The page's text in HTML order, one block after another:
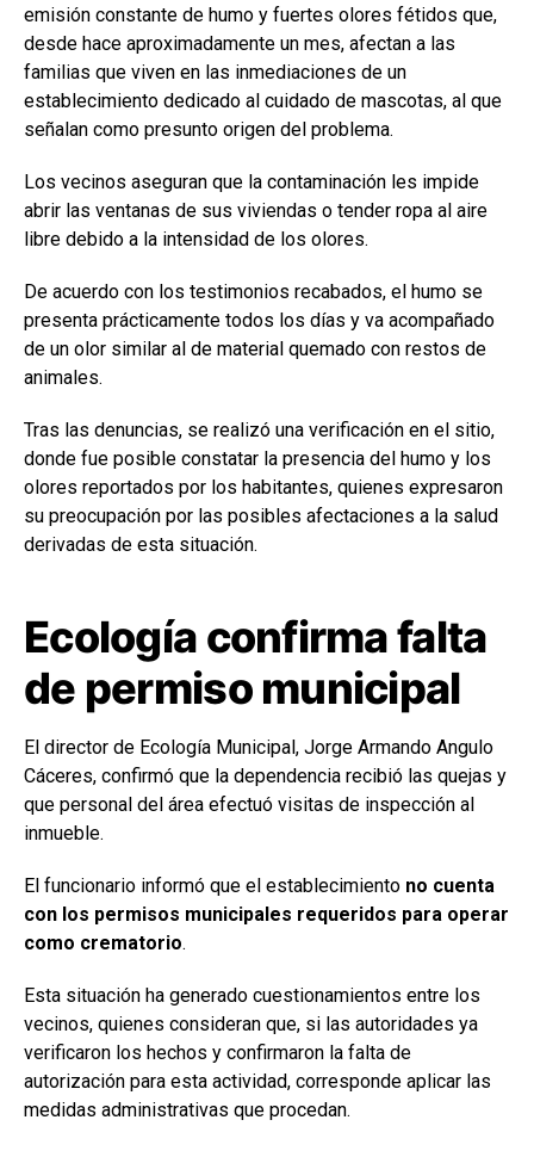
emisión constante de humo y fuertes olores fétidos que,
desde hace aproximadamente un mes, afectan a las
familias que viven en las inmediaciones de un
establecimiento dedicado al cuidado de mascotas, al que
señalan como presunto origen del problema.
Los vecinos aseguran que la contaminación les impide
abrir las ventanas de sus viviendas o tender ropa al aire
libre debido a la intensidad de los olores.
De acuerdo con los testimonios recabados, el humo se
presenta prácticamente todos los días y va acompañado
de un olor similar al de material quemado con restos de
animales.
Tras las denuncias, se realizó una verificación en el sitio,
donde fue posible constatar la presencia del humo y los
olores reportados por los habitantes, quienes expresaron
su preocupación por las posibles afectaciones a la salud
derivadas de esta situación.
Ecología confirma falta
de permiso municipal
El director de Ecología Municipal, Jorge Armando Angulo
Cáceres, confirmó que la dependencia recibió las quejas y
que personal del área efectuó visitas de inspección al
inmueble.
El funcionario informó que el establecimiento no cuenta
con los permisos municipales requeridos para operar
como crematorio.
Esta situación ha generado cuestionamientos entre los
vecinos, quienes consideran que, si las autoridades ya
verificaron los hechos y confirmaron la falta de
autorización para esta actividad, corresponde aplicar las
medidas administrativas que procedan.